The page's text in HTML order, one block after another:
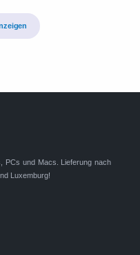
PCs und Macs. Lieferung nach
Luxemburg!